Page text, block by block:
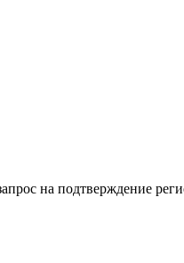
на подтверждение